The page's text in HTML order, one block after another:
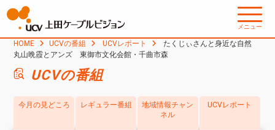
メニュー
HOME UCVの番組 UCVレポート
たくじぃさんと身近な自然
丸山晩霞とアンズ 東御市文化会館・千曲市森
UCVの番組
今月の見どころ レギュラー番組
地域情報チャン
ネル
UCVレポート